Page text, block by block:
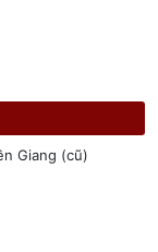
Giang (cũ)